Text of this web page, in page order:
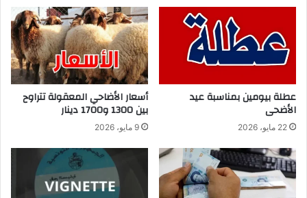
عطلة بيومين بمناسبة عيد
الأضحى
22 مايو، 2026
أسعار الأضاحي المعقولة تتراوح
بين 1300 و1700 دينار
9 مايو، 2026